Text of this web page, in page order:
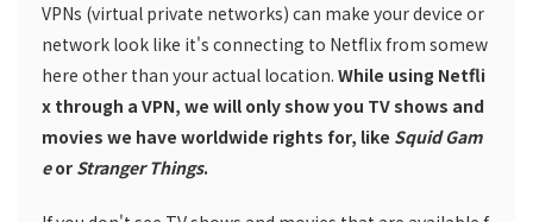
VPNs (virtual private networks) can make your device or
network look like it's connecting to Netflix from somew
here other than your actual location. While using Netfli
x through a VPN, we will only show you TV shows and
movies we have worldwide rights for, like Squid Gam
eor Stranger Things.